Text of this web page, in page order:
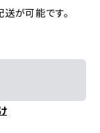
が可能です。